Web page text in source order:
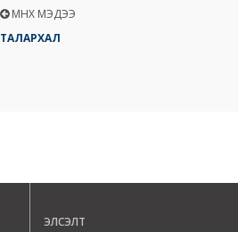
ӨМНӨХ МЭДЭЭ
ТАЛАРХАЛ
ЭЛСЭЛТ